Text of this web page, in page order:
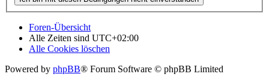
Foren-Übersicht
Alle Zeiten sind UTC+02:00
Alle Cookies löschen
Powered by phpBB® Forum Software © phpBB Limited